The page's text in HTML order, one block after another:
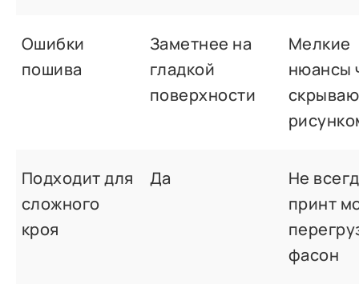
Ошибки
пошива
Заметнее на
гладкой
поверхности
Мелкие
нюансы
Подходит для
сложного
кроя
Да
Не
принт
фасон